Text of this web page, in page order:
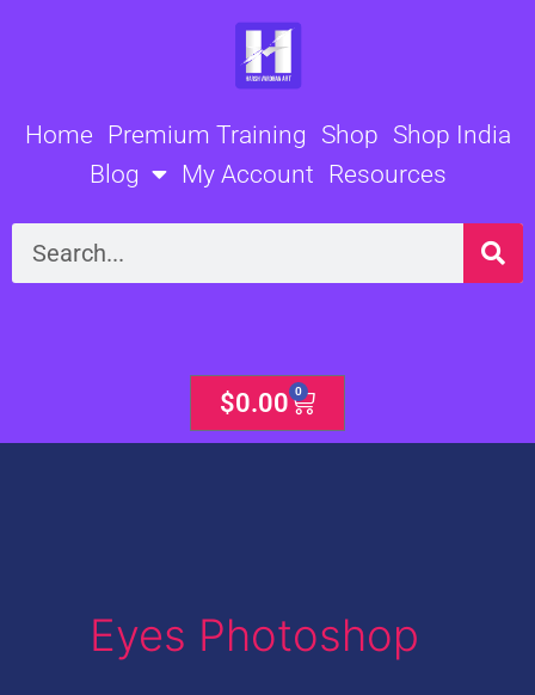
Home Premium Training Shop Shop India
Blog
My Account Resources
Search
$0.00 0
Cart
Eyes Photoshop